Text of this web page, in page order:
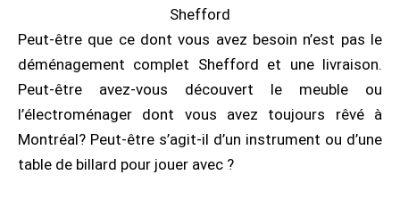
Shefford
Peut-être que ce dont vous avez besoin n’est pas le
déménagement complet Shefford et une livraison.
Peut-être avez-vous découvert le meuble ou
l’électroménager dont vous avez toujours rêvé à
Montréal? Peut-être s’agit-il d’un instrument ou d’une
table de billard pour jouer avec ?